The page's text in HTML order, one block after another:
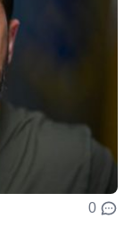
0